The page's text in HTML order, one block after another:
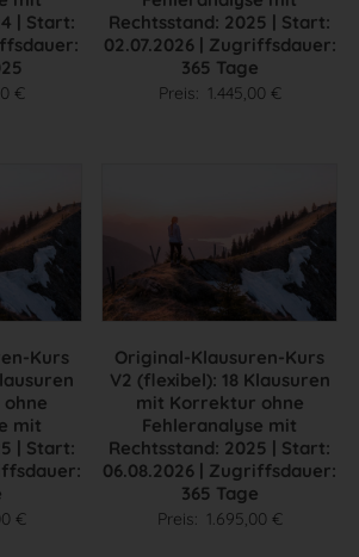
| Start:
€
Rechtsstand: 2025 | Start:
02.07.2026 | Zugriffsdauer:
365 Tage
Preis: 1.445,00 €
Kurs
mit
| Start:
€
Original-Klausuren-Kurs
V2 (flexibel): 18 Klausuren
mit Korrektur ohne
Fehleranalyse mit
Rechtsstand: 2025 | Start:
06.08.2026 | Zugriffsdauer:
365 Tage
Preis: 1.695,00 €